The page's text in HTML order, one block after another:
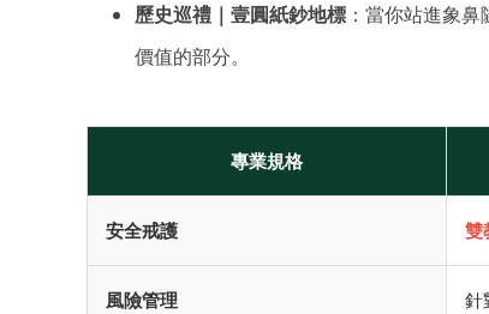
歷史巡禮｜壹圓紙鈔地標 ：當你站進象
價值的部分。
專業規格
安全戒護 雙
風險管理 針